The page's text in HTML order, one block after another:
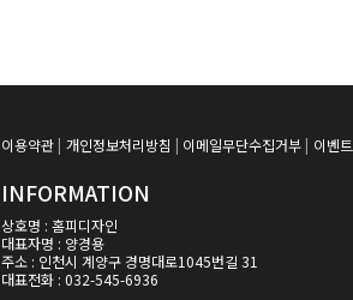
이용약관 | 개인정보처리방침 | 이메일무단수집거부 | 이벤트
INFORMATION
상호명 : 홈피디자인
대표자명 : 양경용
주소 : 인천시 계양구 경명대로1045번길 31
대표전화 : 032-545-6936